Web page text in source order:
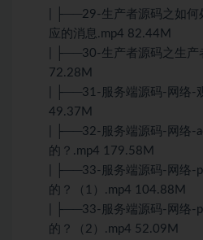
| ├──29-生产者源码之如何
应的消息.mp4 82.44M
| ├──30-生产者源码之生产
72.28M
| ├──31-服务端源码-网络-
49.37M
| ├──32-服务端源码-网络-
的？.mp4 179.58M
| ├──33-服务端源码-网络-
的？（1）.mp4 104.88M
| ├──33-服务端源码-网络-
的？（2）.mp4 52.09M